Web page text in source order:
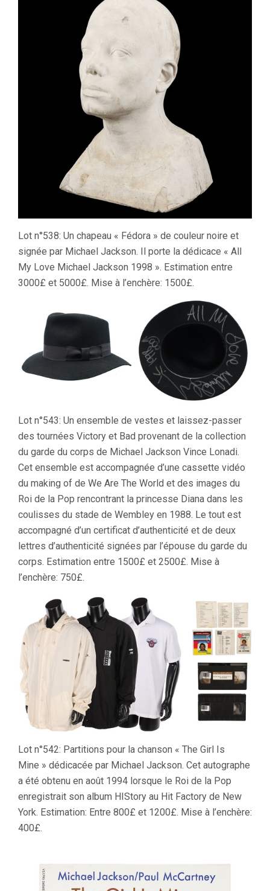
Lot n°538: Un chapeau « Fédora » de couleur noire et
signée par Michael Jackson. Il porte la dédicace « All
My Love Michael Jackson 1998 ». Estimation entre
3000£ et 5000£. Mise à l’enchère: 1500£.
Lot n°543: Un ensemble de vestes et laissez-passer
des tournées Victory et Bad provenant de la collection
du garde du corps de Michael Jackson Vince Lonadi.
Cet ensemble est accompagnée d’une cassette vidéo
du making of de We Are The World et des images du
Roi de la Pop rencontrant la princesse Diana dans les
coulisses du stade de Wembley en 1988. Le tout est
accompagné d’un certificat d’authenticité et de deux
lettres d’authenticité signées par l’épouse du garde du
corps. Estimation entre 1500£ et 2500£. Mise à
l’enchère: 750£.
Lot n°542: Partitions pour la chanson « The Girl Is
Mine » dédicacée par Michael Jackson. Cet autographe
a été obtenu en août 1994 lorsque le Roi de la Pop
enregistrait son album HIStory au Hit Factory de New
York. Estimation: Entre 800£ et 1200£. Mise à l’enchère:
400£.